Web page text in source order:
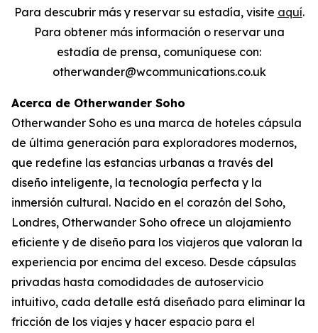
Para descubrir más y reservar su estadía, visite aquí.
Para obtener más información o reservar una
estadía de prensa, comuníquese con:
otherwander@wcommunications.co.uk
Acerca de Otherwander Soho
Otherwander Soho es una marca de hoteles cápsula
de última generación para exploradores modernos,
que redefine las estancias urbanas a través del
diseño inteligente, la tecnología perfecta y la
inmersión cultural. Nacido en el corazón del Soho,
Londres, Otherwander Soho ofrece un alojamiento
eficiente y de diseño para los viajeros que valoran la
experiencia por encima del exceso. Desde cápsulas
privadas hasta comodidades de autoservicio
intuitivo, cada detalle está diseñado para eliminar la
fricción de los viajes y hacer espacio para el